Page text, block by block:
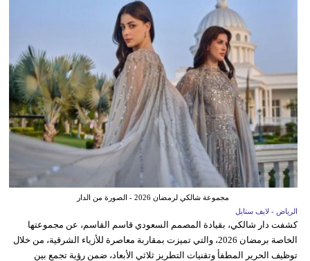
مجموعة شالكي لرمضان 2026 - الصورة من الدار
الرياض - لايف ستايل
كشفت دار شالكي، بقيادة المصمم السعودي قاسم القاسم، عن مجموعتها
الخاصة برمضان 2026، والتي تميزت بمقاربة معاصرة للأزياء الشرقية، من خلال
توظيف الحرير المطفأ وتقنيات التطريز ثلاثي الأبعاد، ضمن رؤية تجمع بين